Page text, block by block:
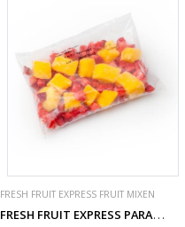
FRESH FRUIT EXPRESS FRUIT MIXEN
F
RESH FRUIT EXPRESS PARADISE SMOOTHIE FRUITMIX